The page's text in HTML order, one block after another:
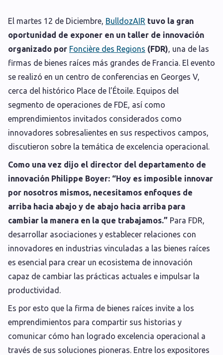
El martes 12 de Diciembre, BulldozAIR tuvo la gran
oportunidad de exponer en un taller de innovación
organizado por Foncière des Regions (FDR), una de las
firmas de bienes raíces más grandes de Francia. El evento
se realizó en un centro de conferencias en Georges V,
cerca del histórico Place de l’Étoile. Equipos del
segmento de operaciones de FDE, así como
emprendimientos invitados considerados como
innovadores sobresalientes en sus respectivos campos,
discutieron sobre la temática de excelencia operacional.
Como una vez dijo el director del departamento de
innovación Philippe Boyer: “Hoy es imposible innovar
por nosotros mismos, necesitamos enfoques de
arriba hacia abajo y de abajo hacia arriba para
cambiar la manera en la que trabajamos.” Para FDR,
desarrollar asociaciones y establecer relaciones con
innovadores en industrias vinculadas a las bienes raíces
es esencial para crear un ecosistema de innovación
capaz de cambiar las prácticas actuales e impulsar la
productividad.
Es por esto que la firma de bienes raíces invite a los
emprendimientos para compartir sus historias y
comunicar cómo han logrado excelencia operacional a
través de sus soluciones pioneras. Entre los expositores